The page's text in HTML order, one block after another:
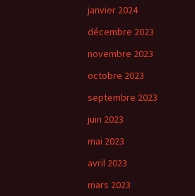
janvier 2024
décembre 2023
novembre 2023
octobre 2023
septembre 2023
juin 2023
mai 2023
avril 2023
mars 2023